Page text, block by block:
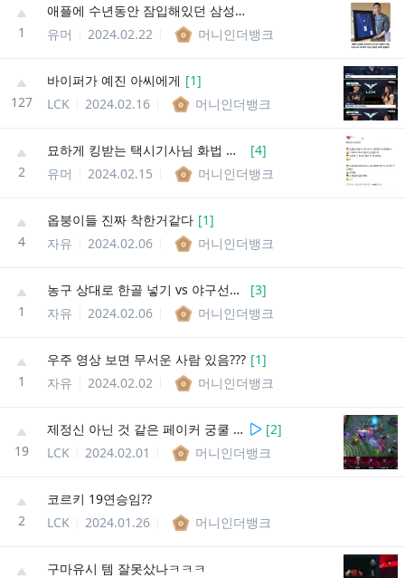
1
애플에 수년동안 잠입해있던 삼성 직원 ㄷ..JPG
유머
2024.02.22 머니인더뱅크
127
바이퍼가 예진 아씨에게 [1]
LCK
2024.02.16 머니인더뱅크
2
묘하게 킹받는 택시기사님 화법 특.JPG [4]
유머
2024.02.15 머니인더뱅크
4
옵붕이들 진짜 착한거같다 [1]
자유
2024.02.06 머니인더뱅크
1
농구 상대로 한골 넣기 vs 야구선수 상대로 삼진잡기 (파울무효) [3]
자유
2024.02.06 머니인더뱅크
1
우주 영상 보면 무서운 사람 있음??? [1]
자유
2024.02.02 머니인더뱅크
19
제정신 아닌 것 같은 페이커 궁쿨 체크 [2]
LCK
2024.02.01 머니인더뱅크
2
코르키 19연승임??
LCK
2024.01.26 머니인더뱅크
구마유시 템 잘못샀나ㅋㅋㅋ